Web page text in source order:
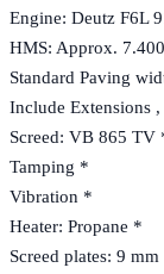
Engine: Deutz F6L
HMS: Approx.
Standard Paving
Include Extensions
Screed: VB 865 TV
Tamping *
Vibration *
Heater: Propane *
Screed plates: 9